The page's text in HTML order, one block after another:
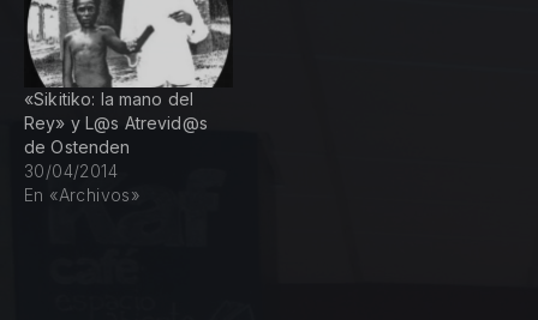
«Sikitiko: la mano del
Rey» y L@s Atrevid@s
de Ostenden
30/04/2014
En «Archivos»